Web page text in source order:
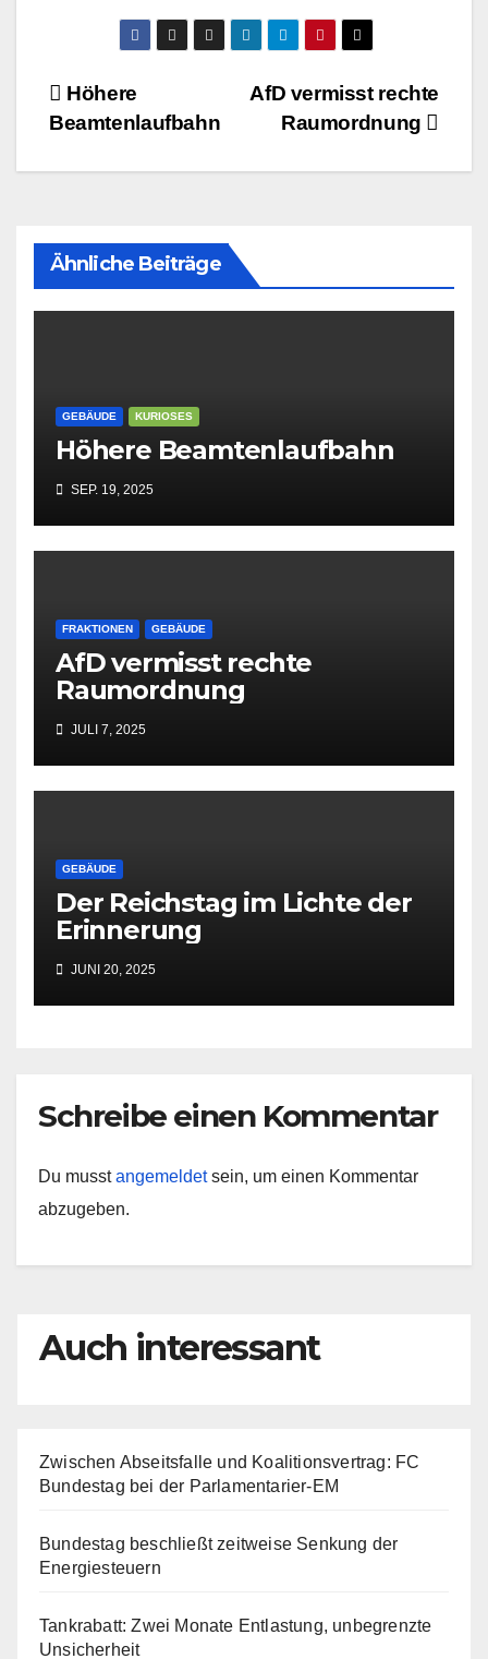
Beitragsnavigation
AfD vermisst rechte
Raumordnung
Höhere
Beamtenlaufbahn
Ähnliche Beiträge
GEBÄUDE KURIOSES
Höhere Beamtenlaufbahn
SEP. 19, 2025
FRAKTIONEN GEBÄUDE
AfD vermisst rechte
Raumordnung
JULI 7, 2025
GEBÄUDE
Der Reichstag im Lichte der
Erinnerung
JUNI 20, 2025
Schreibe einen Kommentar
Du musstangemeldetsein, um einen Kommentar
abzugeben.
Auch interessant
Zwischen Abseitsfalle und Koalitionsvertrag: FC
Bundestag bei der Parlamentarier-EM
Bundestag beschließt zeitweise Senkung der
Energiesteuern
Tankrabatt: Zwei Monate Entlastung, unbegrenzte
Unsicherheit